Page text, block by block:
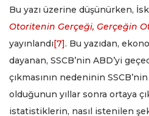
Bu yazı üzerine düşünürken,
Otoritenin Gerçeği, Gerçeğin
yayınlandı[7]. Bu yazıdan,
dayanan, SSCB’nin ABD’yi
çıkmasının nedeninin
olduğunun yıllar sonra ortaya
istatistiklerin, nasıl istenilen